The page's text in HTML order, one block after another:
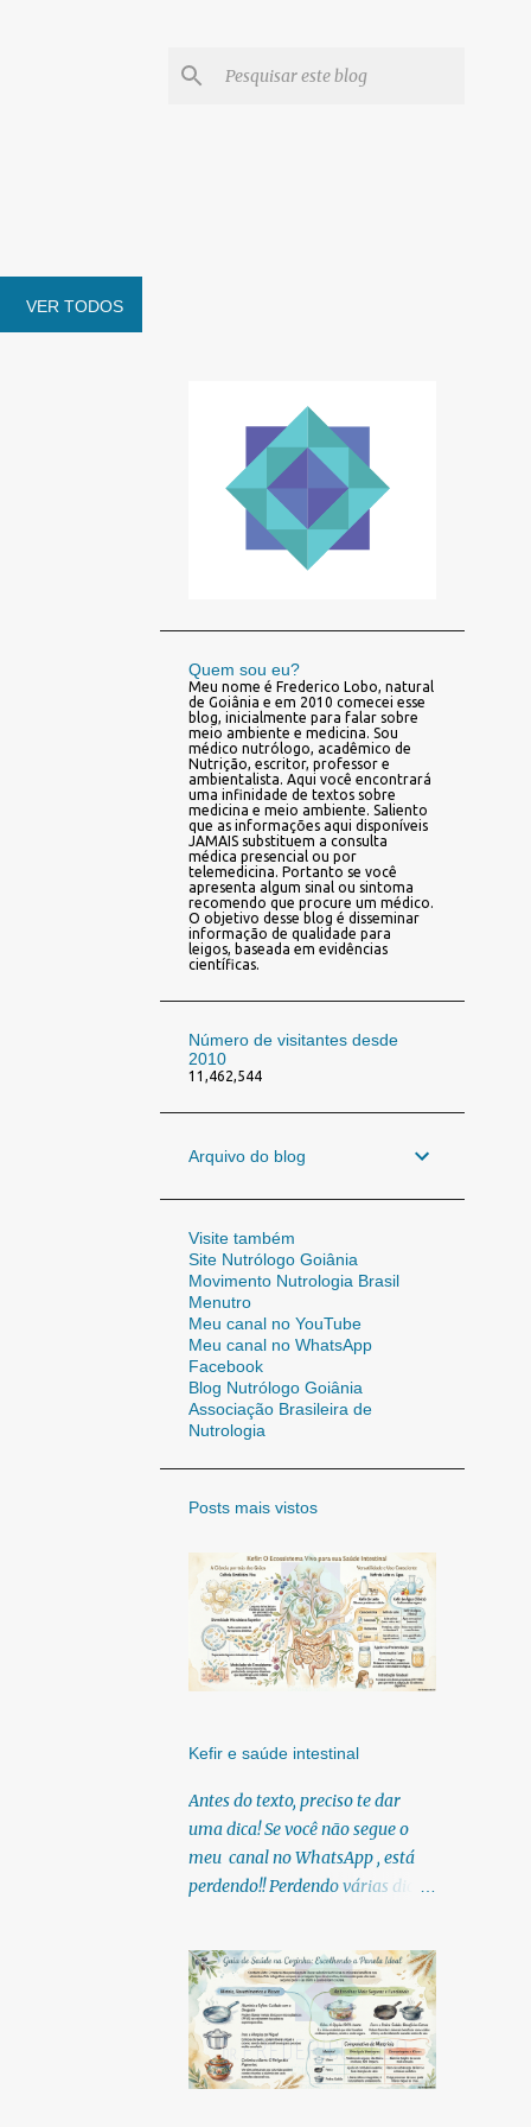
VER TODOS
Quem sou eu?
Meu nome é Frederico Lobo, natural
de Goiânia e em 2010 comecei esse
blog, inicialmente para falar sobre
meio ambiente e medicina. Sou
médico nutrólogo, acadêmico de
Nutrição, escritor, professor e
ambientalista. Aqui você encontrará
uma infinidade de textos sobre
medicina e meio ambiente. Saliento
que as informações aqui disponíveis
JAMAIS substituem a consulta
médica presencial ou por
telemedicina. Portanto se você
apresenta algum sinal ou sintoma
recomendo que procure um médico.
O objetivo desse blog é disseminar
informação de qualidade para
leigos, baseada em evidências
científicas.
Número de visitantes desde
2010
11,462,544
Arquivo do blog
Visite também
Site Nutrólogo Goiânia
Movimento Nutrologia Brasil
Menutro
Meu canal no YouTube
Meu canal no WhatsApp
Facebook
Blog Nutrólogo Goiânia
Associação Brasileira de
Nutrologia
Posts mais vistos
Kefir e saúde intestinal
Antes do texto, preciso te dar
uma dica! Se você não segue o
meu canal no WhatsApp , está
perdendo!! Perdendo várias dicas,
infográficos, o link para
download dos meus e-books.
Para acessar clique no link:
https://whatsapp.com/channel/0
029Vb6U4AqKgsNzkBhubA40